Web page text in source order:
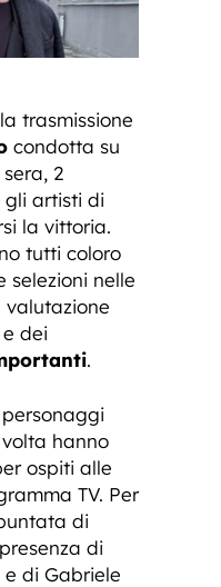
trasmissione
condotta su
2
gli artisti di
la vittoria.
tutti coloro
selezioni nelle
dei
.
hanno
ospiti alle
TV. Per
di
di
di Gabriele